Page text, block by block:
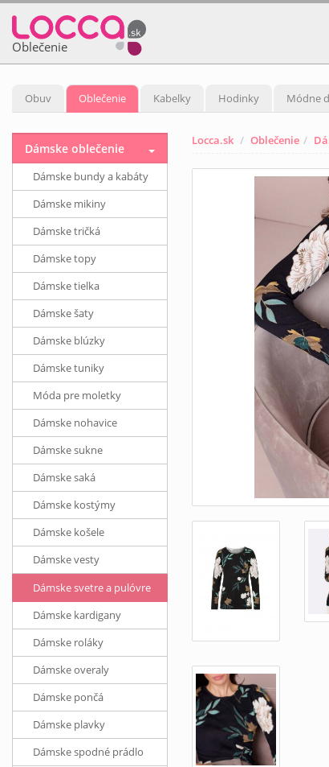
Oblečenie
Obuv Oblečenie Kabelky Hodinky Módne
Locca.sk Oblečenie
Dámske oblečenie
Dámske bundy a kabáty
Dámske mikiny
Dámske tričká
Dámske topy
Dámske tielka
Dámske šaty
Dámske blúzky
Dámske tuniky
Móda pre moletky
Dámske nohavice
Dámske sukne
Dámske saká
Dámske kostýmy
Dámske košele
Dámske vesty
Dámske svetre a pulóvre
Dámske kardigany
Dámske roláky
Dámske overaly
Dámske pončá
Dámske plavky
Dámske spodné prádlo